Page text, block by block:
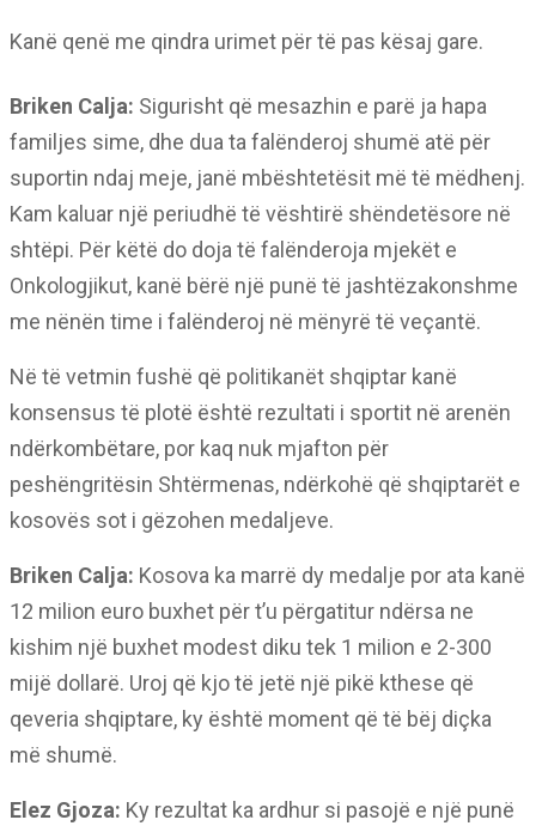
Kanë qenë me qindra urimet për të pas kësaj gare.
Briken Calja: Sigurisht që mesazhin e parë ja hapa
familjes sime, dhe dua ta falënderoj shumë atë për
suportin ndaj meje, janë mbështetësit më të mëdhenj.
Kam kaluar një periudhë të vështirë shëndetësore në
shtëpi. Për këtë do doja të falënderoja mjekët e
Onkologjikut, kanë bërë një punë të jashtëzakonshme
me nënën time i falënderoj në mënyrë të veçantë.
Në të vetmin fushë që politikanët shqiptar kanë
konsensus të plotë është rezultati i sportit në arenën
ndërkombëtare, por kaq nuk mjafton për
peshëngritësin Shtërmenas, ndërkohë që shqiptarët e
kosovës sot i gëzohen medaljeve.
Briken Calja: Kosova ka marrë dy medalje por ata kanë
12 milion euro buxhet për t’u përgatitur ndërsa ne
kishim një buxhet modest diku tek 1 milion e 2-300
mijë dollarë. Uroj që kjo të jetë një pikë kthese që
qeveria shqiptare, ky është moment që të bëj diçka
më shumë.
Elez Gjoza: Ky rezultat ka ardhur si pasojë e një punë